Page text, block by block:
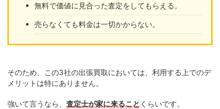
無料で価値に見合った査定をしてもらえる。
売らなくても料金は一切かからない。
そのため、この3社の出張買取においては、利用する上でのデ
メリットは特にありません。
強いて言うなら、 査定士が家に来ること くらいです。